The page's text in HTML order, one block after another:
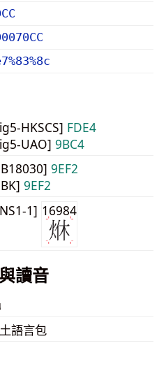
HKSCS] FDE4
UAO] 9BC4
9EF2
9EF2
1] 16984
讀音
語言包